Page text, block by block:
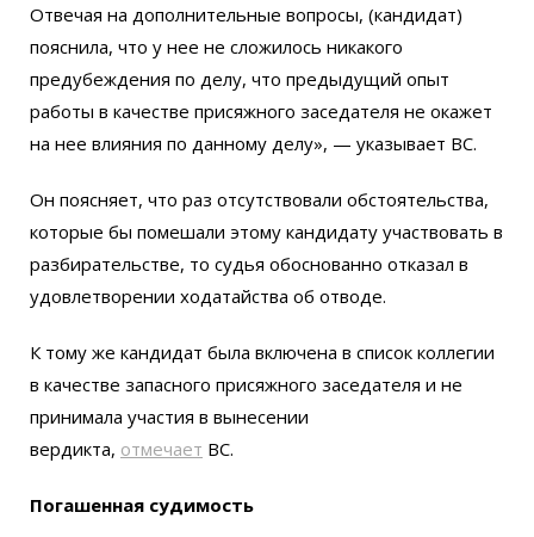
Отвечая на дополнительные вопросы, (кандидат)
пояснила, что у нее не сложилось никакого
предубеждения по делу, что предыдущий опыт
работы в качестве присяжного заседателя не окажет
на нее влияния по данному делу», — указывает ВС.
Он поясняет, что раз отсутствовали обстоятельства,
которые бы помешали этому кандидату участвовать в
разбирательстве, то судья обоснованно отказал в
удовлетворении ходатайства об отводе.
К тому же кандидат была включена в список коллегии
в качестве запасного присяжного заседателя и не
принимала участия в вынесении
вердикта, отмечает ВС.
Погашенная судимость